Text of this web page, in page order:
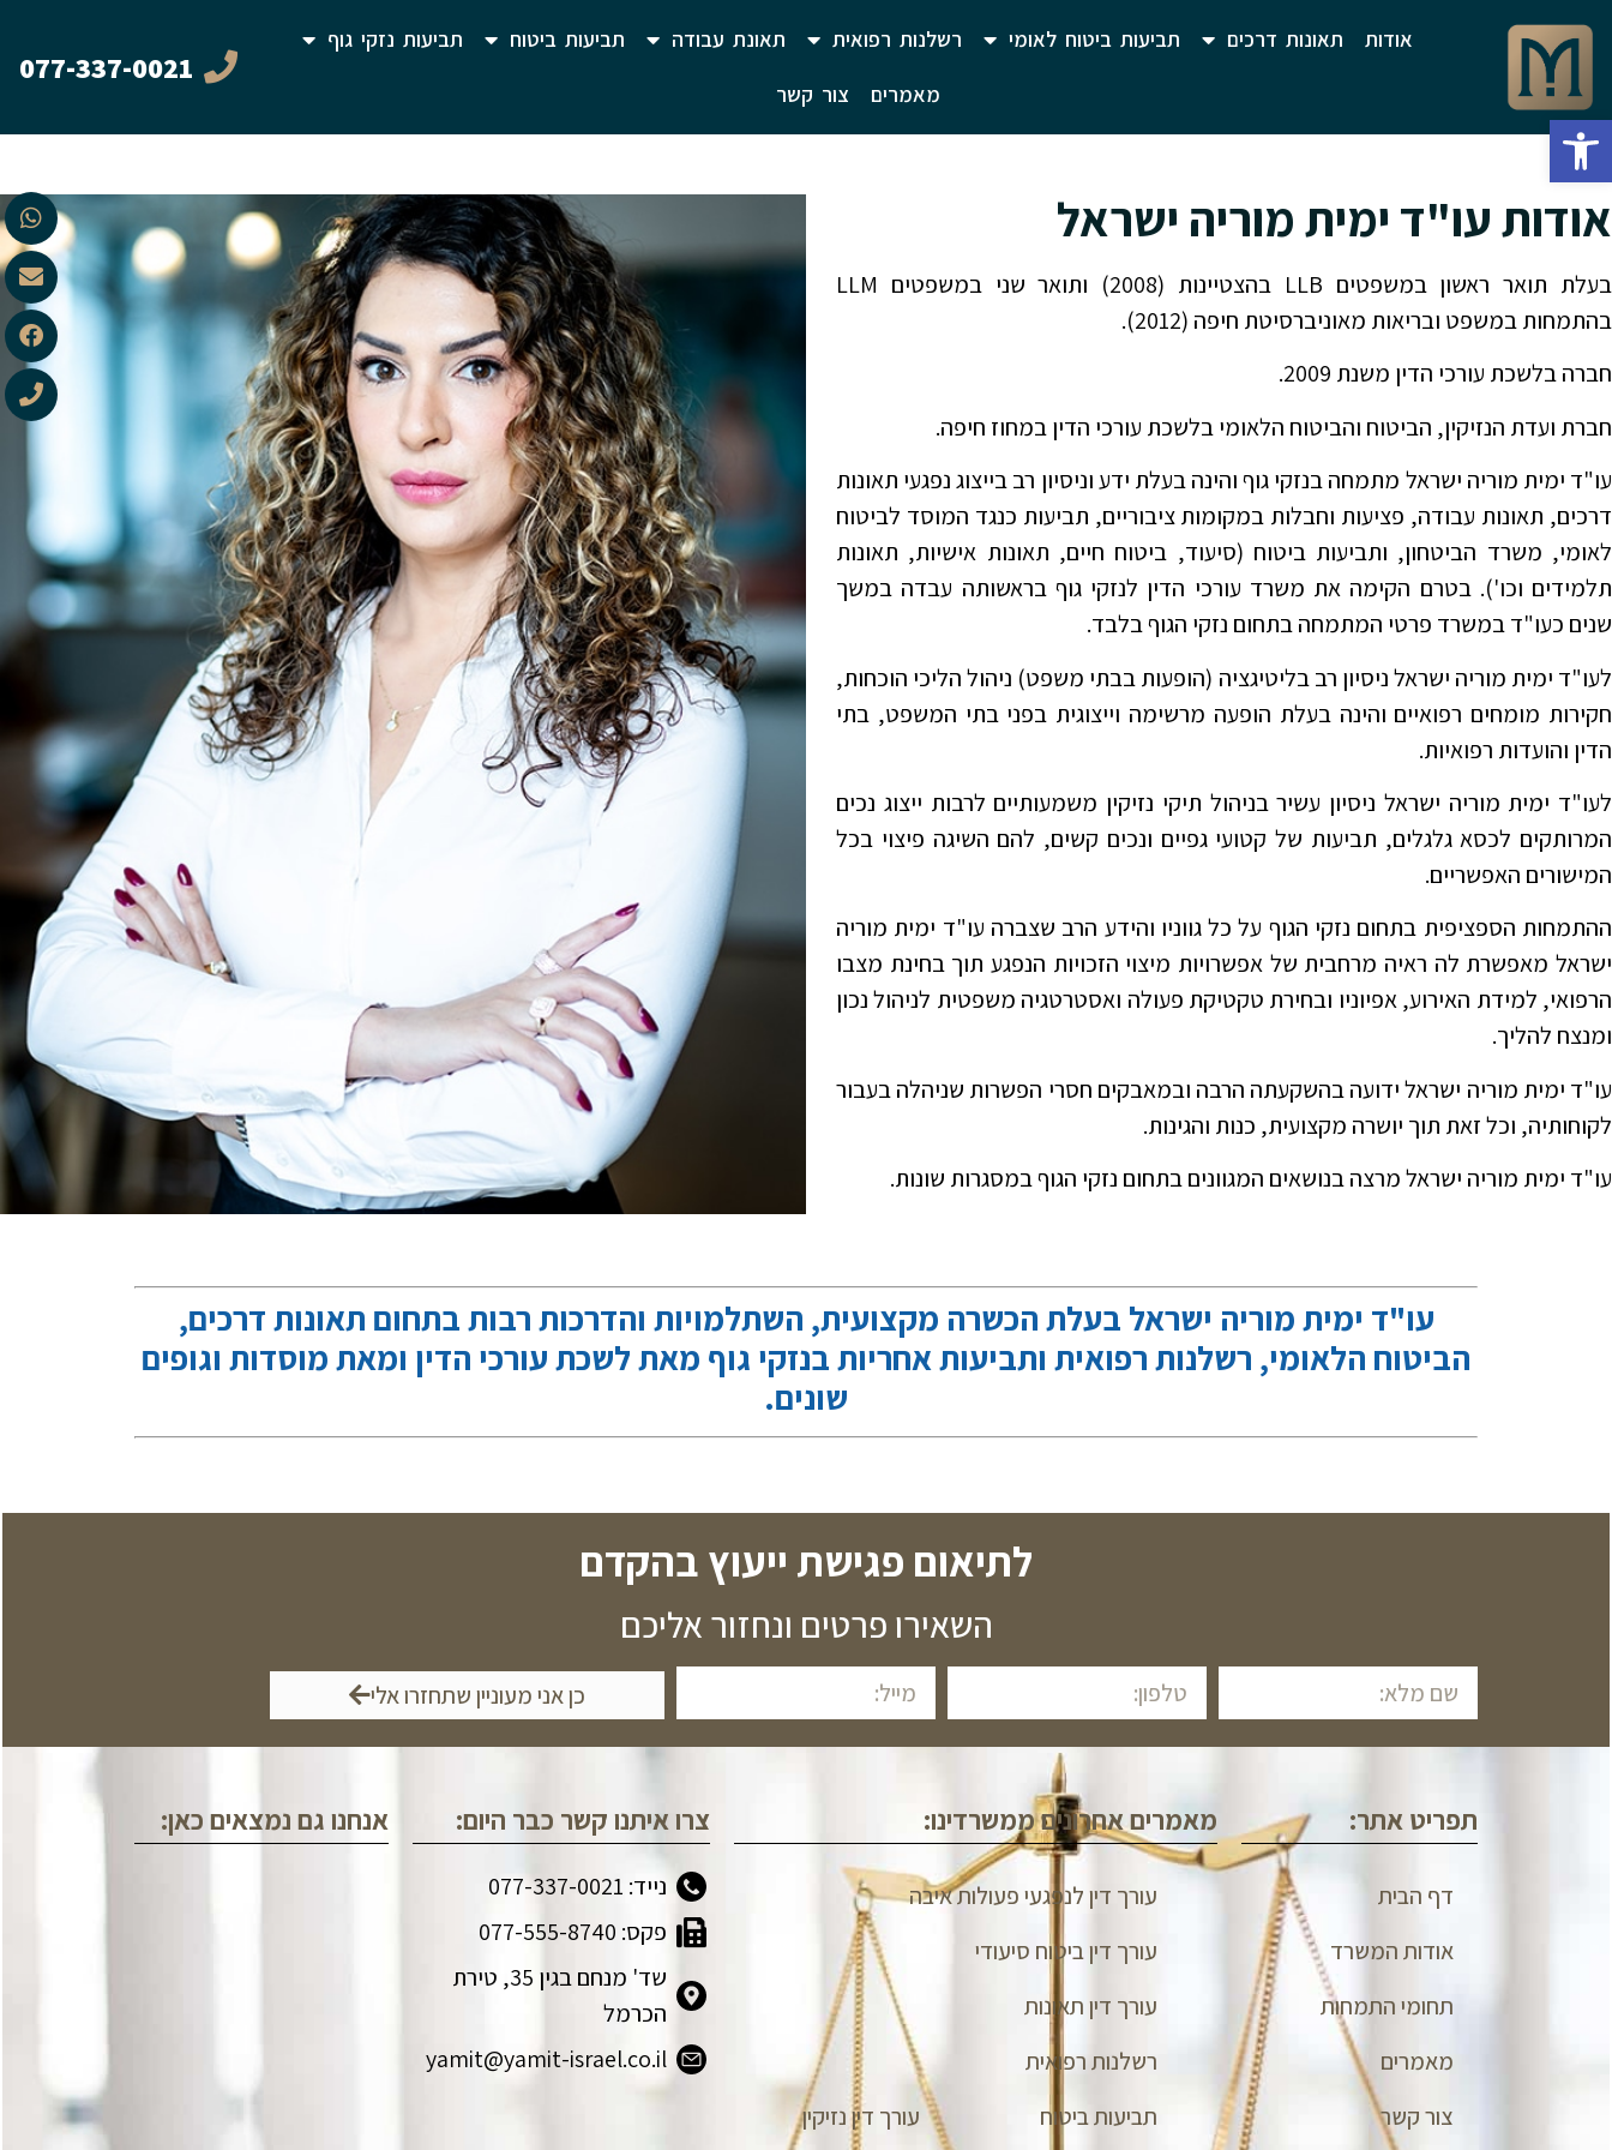
פתח סרגל נגישות
אודות תאונות דרכים תביעות ביטוח לאומי רשלנות רפואית תאונת עבודה תביעות ביטוח
תביעות נזקי גוף
מאמרים
צור קשר
077-337-0021
אודות עו"ד ימית מוריה ישראל
בעלת תואר ראשון במשפטים LLB בהצטיינות (2008) ותואר שני במשפטים LLM
בהתמחות במשפט ובריאות מאוניברסיטת חיפה (2012).
חברה בלשכת עורכי הדין משנת 2009.
חברת ועדת הנזיקין, הביטוח והביטוח הלאומי בלשכת עורכי הדין במחוז חיפה.
עו"ד ימית מוריה ישראל מתמחה בנזקי גוף והינה בעלת ידע וניסיון רב בייצוג נפגעי תאונות
דרכים, תאונות עבודה, פציעות וחבלות במקומות ציבוריים, תביעות כנגד המוסד לביטוח
לאומי, משרד הביטחון, ותביעות ביטוח (סיעוד, ביטוח חיים, תאונות אישיות, תאונות
תלמידים וכו'). בטרם הקימה את משרד עורכי הדין לנזקי גוף בראשותה עבדה במשך
שנים כעו"ד במשרד פרטי המתמחה בתחום נזקי הגוף בלבד.
לעו"ד ימית מוריה ישראל ניסיון רב בליטיגציה (הופעות בבתי משפט) ניהול הליכי הוכחות,
חקירות מומחים רפואיים והינה בעלת הופעה מרשימה וייצוגית בפני בתי המשפט, בתי
הדין והועדות רפואיות.
לעו"ד ימית מוריה ישראל ניסיון עשיר בניהול תיקי נזיקין משמעותיים לרבות ייצוג נכים
המרותקים לכסא גלגלים, תביעות של קטועי גפיים ונכים קשים, להם השיגה פיצוי בכל
המישורים האפשריים.
ההתמחות הספציפית בתחום נזקי הגוף על כל גווניו והידע הרב שצברה עו"ד ימית מוריה
ישראל מאפשרת לה ראיה מרחבית של אפשרויות מיצוי הזכויות הנפגע תוך בחינת מצבו
הרפואי, למידת האירוע, אפיוניו ובחירת טקטיקת פעולה ואסטרטגיה משפטית לניהול נכון
ומנצח להליך.
עו"ד ימית מוריה ישראל ידועה בהשקעתה הרבה ובמאבקים חסרי הפשרות שניהלה בעבור
לקוחותיה, וכל זאת תוך יושרה מקצועית, כנות והגינות.
עו"ד ימית מוריה ישראל מרצה בנושאים המגוונים בתחום נזקי הגוף במסגרות שונות.
עו"ד ימית מוריה ישראל בעלת הכשרה מקצועית, השתלמויות והדרכות רבות בתחום תאונות דרכים,
הביטוח הלאומי, רשלנות רפואית ותביעות אחריות בנזקי גוף מאת לשכת עורכי הדין ומאת מוסדות וגופים
שונים.
לתיאום פגישת ייעוץ בהקדם
השאירו פרטים ונחזור אליכם
כן אני מעוניין שתחזרו אלי
תפריט אתר:
דף הבית
אודות המשרד
תחומי התמחות
מאמרים
צור קשר
מאמרים אחרונים ממשרדינו:
עורך דין לנפגעי פעולות איבה
עורך דין ביטוח סיעודי
עורך דין תאונות
רשלנות רפואית
תביעות ביטוח
עורך דין נזיקין
צרו איתנו קשר כבר היום:
נייד: 077-337-0021
פקס: 077-555-8740
שד' מנחם בגין 35, טירת
הכרמל
yamit@yamit-israel.co.il
אנחנו גם נמצאים כאן: